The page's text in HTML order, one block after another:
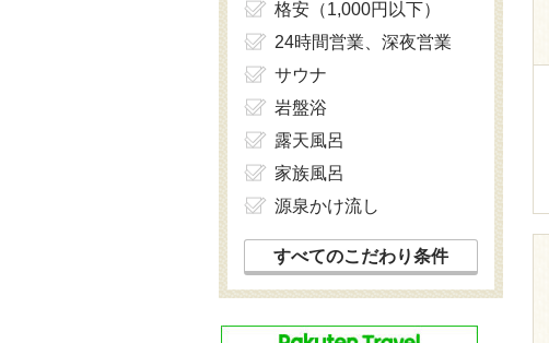
格安（1,000円以下）
24時間営業、深夜営業
サウナ
岩盤浴
露天風呂
家族風呂
源泉かけ流し
すべてのこだわり条件